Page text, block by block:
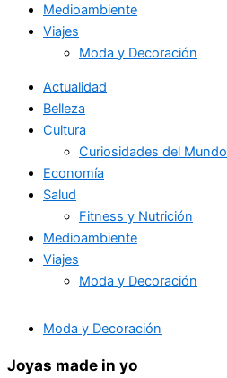
Medioambiente
Viajes
Moda y Decoración
Actualidad
Belleza
Cultura
Curiosidades del Mundo
Economía
Salud
Fitness y Nutrición
Medioambiente
Viajes
Moda y Decoración
Moda y Decoración
Joyas made in yo